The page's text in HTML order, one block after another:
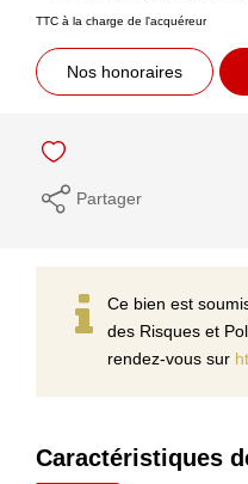
TTC à la charge de l'acquéreur
Nos honoraires
Partager
Ce bien est
des Risques et
rendez-vous sur
Caractéristiques